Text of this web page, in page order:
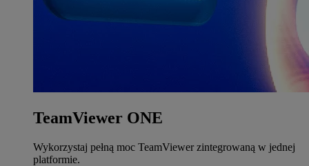
TeamViewer ONE
Wykorzystaj pełną moc TeamViewer zintegrowaną w jednej
platformie.